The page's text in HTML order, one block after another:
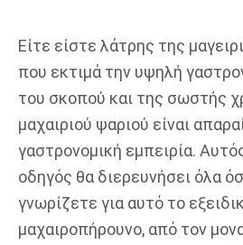
στο
περιεχόμενο
Είτε είστε λάτρης της
που εκτιμά την υψηλή
του σκοπού και της σωστής
μαχαιριού ψαριού είναι
γαστρονομική εμπειρία.
οδηγός θα διερευνήσει όλα
γνωρίζετε για αυτό το
μαχαιροπήρουνο, από τον